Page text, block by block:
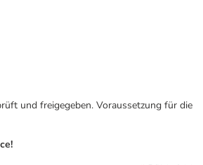
und freigegeben. Voraussetzung für die